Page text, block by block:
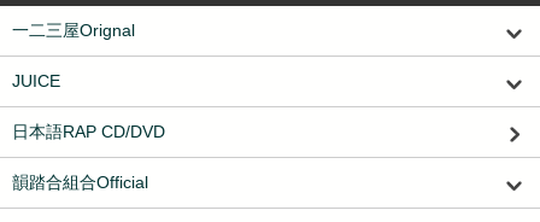
一二三屋Orignal
JUICE
日本語RAP CD/DVD
韻踏合組合Official